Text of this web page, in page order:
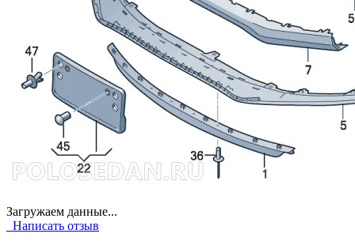
Загружаем данные...
Написать отзыв